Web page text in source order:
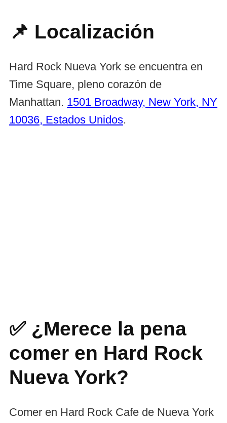
📌 Localización
Hard Rock Nueva York se encuentra en
Time Square, pleno corazón de
Manhattan. 1501 Broadway, New York, NY
10036, Estados Unidos.
✅ ¿Merece la pena
comer en Hard Rock
Nueva York?
Comer en Hard Rock Cafe de Nueva York